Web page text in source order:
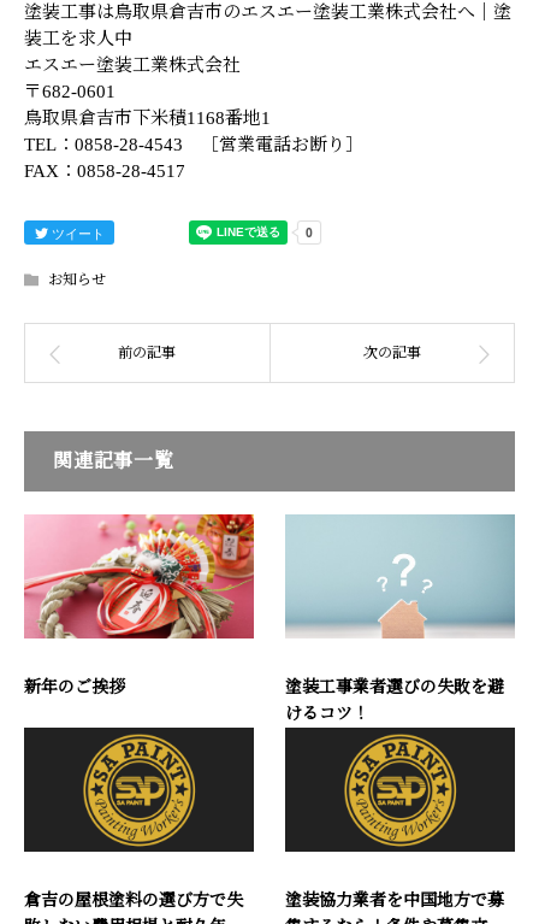
塗装工事は鳥取県倉吉市のエスエー塗装工業株式会社へ｜塗
装工を求人中
エスエー塗装工業株式会社
〒682-0601
鳥取県倉吉市下米積1168番地1
TEL：0858-28-4543 ［営業電話お断り］
FAX：0858-28-4517
ツイート
お知らせ
関連記事一覧
新年のご挨拶
塗装工事業者選びの失敗を避
けるコツ！
倉吉の屋根塗料の選び方で失
塗装協力業者を中国地方で募